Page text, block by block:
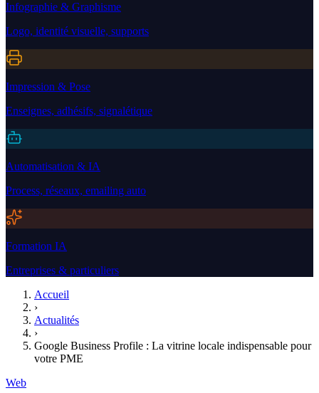
Infographie & Graphisme
Logo, identité visuelle, supports
Impression & Pose
Enseignes, adhésifs, signalétique
Automatisation & IA
Process, réseaux, emailing auto
Formation IA
Entreprises & particuliers
Accueil
›
Actualités
›
Google Business Profile : La vitrine locale indispensable pour
votre PME
Web